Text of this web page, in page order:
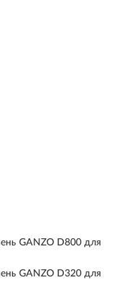
GANZO D800 для
GANZO D320 для